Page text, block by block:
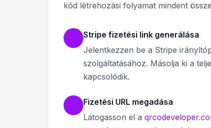
kód létrehozási folyamat mindent
Stripe fizetési link generálása
Jelentkezzen be a Stripe
szolgáltatásához. Másolja ki a
kapcsolódik.
Fizetési URL megadása
Látogasson el a